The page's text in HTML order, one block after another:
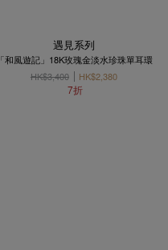
遇見系列
「和風遊記」18K玫瑰金淡水珍珠單耳環
HK$3,400
HK$2,380
7折